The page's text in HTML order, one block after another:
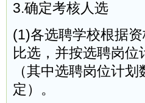
3.确定考核人选
(1)各选聘学校根据
比选，并按选聘岗
（其中选聘岗位计
定）。